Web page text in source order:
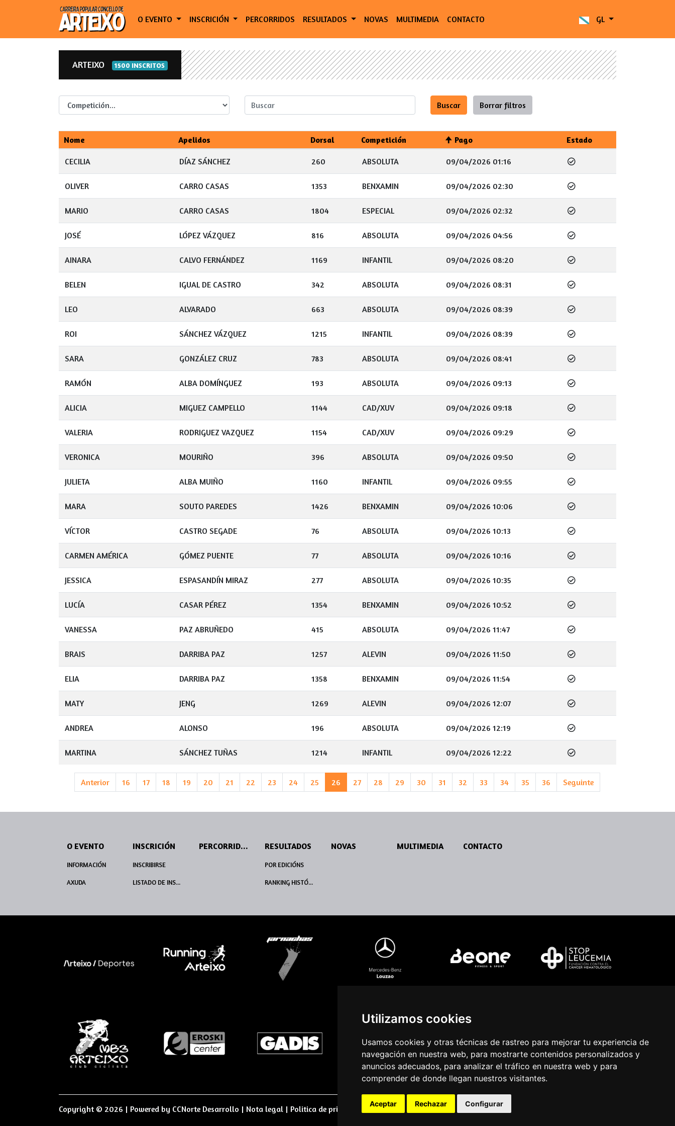
Utilizamos cookies
Usamos cookies y otras técnicas de rastreo para mejorar tu experiencia de
navegación en nuestra web, para mostrarte contenidos personalizados y
anuncios adecuados, para analizar el tráfico en nuestra web y para
comprender de donde llegan nuestros visitantes.
Aceptar Rechazar Configurar
O EVENTO INSCRICIÓN PERCORRIDOS RESULTADOS NOVAS MULTIMEDIA CONTACTO GL
ARTEIXO 1500 INSCRITOS
Competicion
Nome Apelidos Dorsal Competición Pago Estado
CECILIA DÍAZ SÁNCHEZ 260 ABSOLUTA 09/04/2026 01:16
OLIVER CARRO CASAS 1353 BENXAMIN 09/04/2026 02:30
MARIO CARRO CASAS 1804 ESPECIAL 09/04/2026 02:32
JOSÉ LÓPEZ VÁZQUEZ 816 ABSOLUTA 09/04/2026 04:56
AINARA CALVO FERNÁNDEZ 1169 INFANTIL 09/04/2026 08:20
BELEN IGUAL DE CASTRO 342 ABSOLUTA 09/04/2026 08:31
LEO ALVARADO 663 ABSOLUTA 09/04/2026 08:39
ROI SÁNCHEZ VÁZQUEZ 1215 INFANTIL 09/04/2026 08:39
SARA GONZÁLEZ CRUZ 783 ABSOLUTA 09/04/2026 08:41
RAMÓN ALBA DOMÍNGUEZ 193 ABSOLUTA 09/04/2026 09:13
ALICIA MIGUEZ CAMPELLO 1144 CAD/XUV 09/04/2026 09:18
VALERIA RODRIGUEZ VAZQUEZ 1154 CAD/XUV 09/04/2026 09:29
VERONICA MOURIÑO 396 ABSOLUTA 09/04/2026 09:50
JULIETA ALBA MUIÑO 1160 INFANTIL 09/04/2026 09:55
MARA SOUTO PAREDES 1426 BENXAMIN 09/04/2026 10:06
VÍCTOR CASTRO SEGADE 76 ABSOLUTA 09/04/2026 10:13
CARMEN AMÉRICA GÓMEZ PUENTE 77 ABSOLUTA 09/04/2026 10:16
JESSICA ESPASANDÍN MIRAZ 277 ABSOLUTA 09/04/2026 10:35
LUCÍA CASAR PÉREZ 1354 BENXAMIN 09/04/2026 10:52
VANESSA PAZ ABRUÑEDO 415 ABSOLUTA 09/04/2026 11:47
BRAIS DARRIBA PAZ 1257 ALEVIN 09/04/2026 11:50
ELIA DARRIBA PAZ 1358 BENXAMIN 09/04/2026 11:54
MATY JENG 1269 ALEVIN 09/04/2026 12:07
ANDREA ALONSO 196 ABSOLUTA 09/04/2026 12:19
MARTINA SÁNCHEZ TUÑAS 1214 INFANTIL 09/04/2026 12:22
Anterior 16 17 18 19 20 21 22 23 24 25 26 27 28 29 30 31 32 33 34 35 36 Seguinte
O EVENTO
INFORMACIÓN
AXUDA
INSCRICIÓN
INSCRIBIRSE
LISTADO DE INSCRITOS
PERCORRIDOS RESULTADOS
POR EDICIÓNS
RANKING HISTÓRICO
NOVAS MULTIMEDIA CONTACTO
Copyright © 2026 | Powered by CCNorte Desarrollo | Nota legal | Politica de privacidade